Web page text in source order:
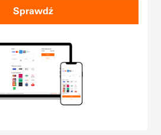
Sprawdź